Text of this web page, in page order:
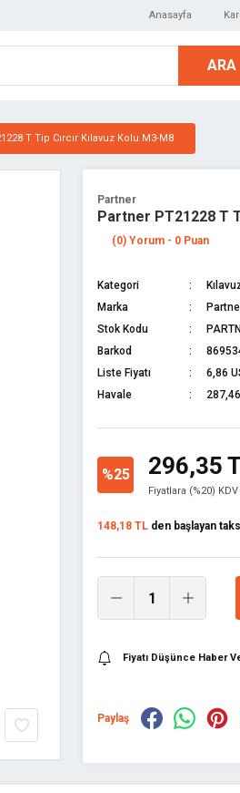
Anasayfa
ARA
T Tip Cırcır Kılavuz Kolu M3-M8
Partner
Partner PT21228 T
(0) Yorum - 0 Puan
Kategori
Marka
Stok Kodu
Barkod
Liste Fiyatı
6,86
Havale
%25 296,35
Fiyatlara (%20)
148,18 TL den başlayan
Fiyatı Düşünce Haber
Paylaş